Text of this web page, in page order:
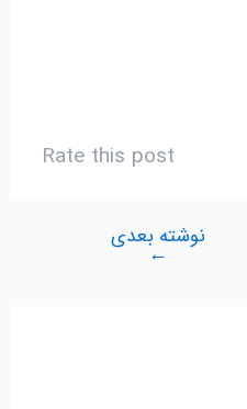
Rate this post
نوشته بعدی
←